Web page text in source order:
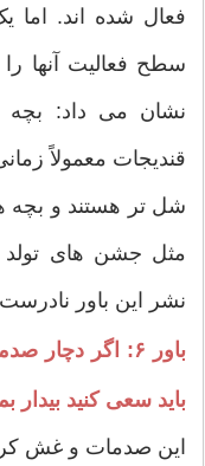
فعال شده اند.
سطح فعالیت آنها را
نشان می داد: بچه
قندیجات معمولاً
شل تر هستند و بچه
مثل جشن های
نشر این باور
باور ۶: اگر
باید سعی کنید بیدار
این صدمات و غش